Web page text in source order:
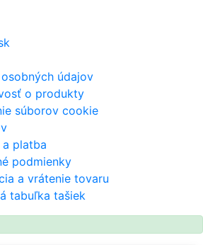
osobných údajov
o produkty
súborov cookie
platba
podmienky
a vrátenie tovaru
tabuľka tašiek